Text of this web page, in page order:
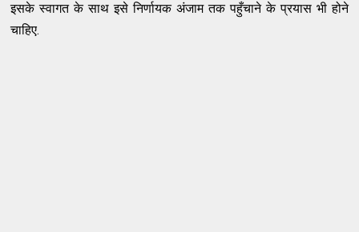
इसके स्वागत के साथ इसे निर्णायक अंजाम तक पहुँचाने के प्रयास भी होने
चाहिए.